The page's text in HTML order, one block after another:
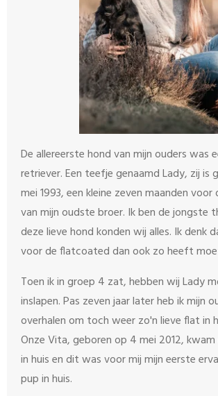
De allereerste hond van mijn ouders was
retriever. Een teefje genaamd Lady, zij is
mei 1993, een kleine zeven maanden
van mijn oudste broer. Ik ben de jongste
deze lieve hond konden wij alles. Ik denk
voor de flatcoated dan ook zo heeft
Toen ik in groep 4 zat, hebben wij Lady
inslapen. Pas zeven jaar later heb ik mijn
overhalen om toch weer zo'n lieve flat in
Onze Vita, geboren op 4 mei 2012,
in huis en dit was voor mij mijn eerste
pup in huis.